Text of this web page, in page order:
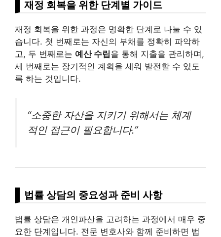
재정 회복을 위한 단계별 가이드
재정 회복을 위한 과정은 명확한 단계로 나눌 수 있
습니다. 첫 번째로는 자신의 부채를 정확히 파악하
고, 두 번째로는 예산 수립을 통해 지출을 관리하며,
세 번째로는 장기적인 계획을 세워 발전할 수 있도
록 하는 것입니다.
“소중한 자산을 지키기 위해서는 체계
적인 접근이 필요합니다.”
법률 상담의 중요성과 준비 사항
법률 상담은 개인파산을 고려하는 과정에서 매우 중
요한 단계입니다. 전문 변호사와 함께 준비하면 법